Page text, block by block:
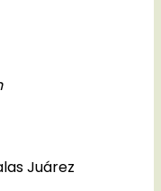
Juárez